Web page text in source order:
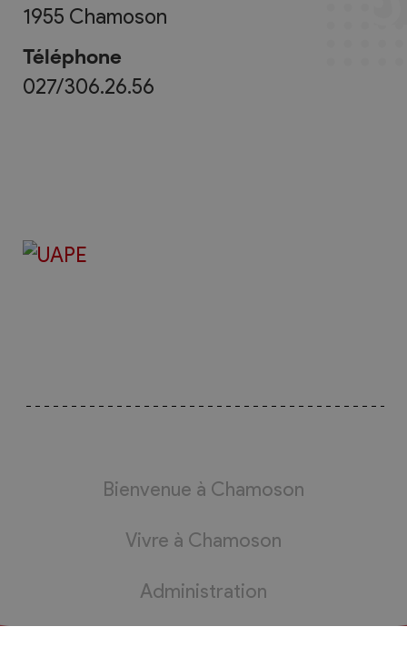
1955 Chamoson
Téléphone
027/306.26.56
Bienvenue à Chamoson
Vivre à Chamoson
Administration